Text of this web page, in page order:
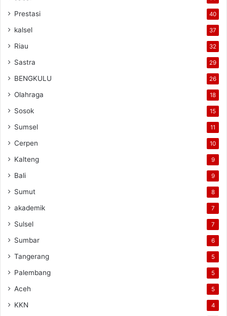
Prestasi 40
kalsel 37
Riau 32
Sastra 29
BENGKULU 26
Olahraga 18
Sosok 15
Sumsel 11
Cerpen 10
Kalteng 9
Bali 9
Sumut 8
akademik 7
Sulsel 7
Sumbar 6
Tangerang 5
Palembang 5
Aceh 5
KKN 4